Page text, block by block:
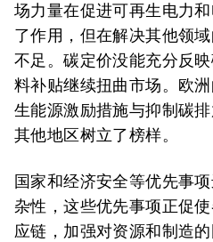
场力量在促进可再生电力
了作用，但在解决其他领
不足。碳定价没能充分反
料补贴继续扭曲市场。欧
生能源激励措施与抑制碳
其他地区树立了榜样。
国家和经济安全等优先事
杂性，这些优先事项正促
应链，加强对资源和制造